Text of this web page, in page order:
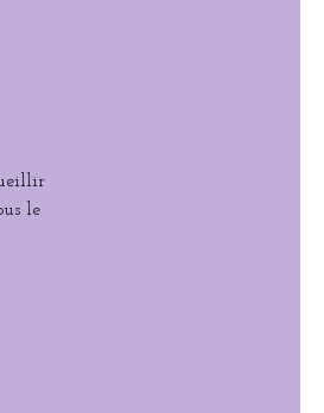
le